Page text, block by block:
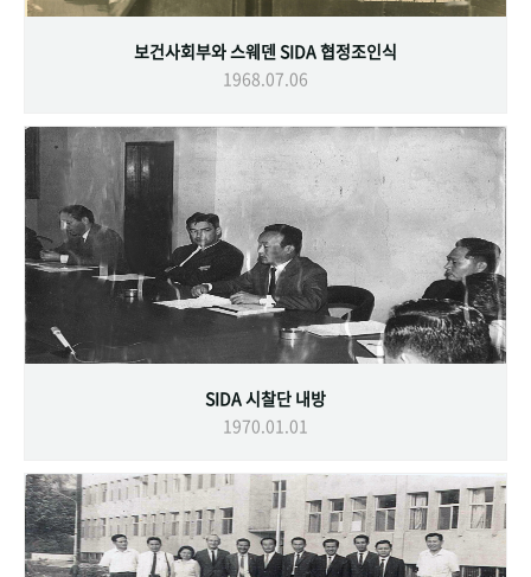
보건사회부와 스웨덴 SIDA 협정조인식
1968.07.06
SIDA 시찰단 내방
1970.01.01